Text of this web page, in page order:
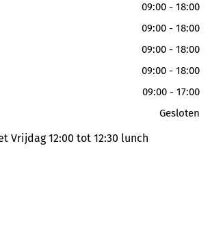
09:00 - 18:00
09:00 - 18:00
09:00 - 18:00
09:00 - 18:00
09:00 - 17:00
Gesloten
Vrijdag 12:00 tot 12:30 lunch